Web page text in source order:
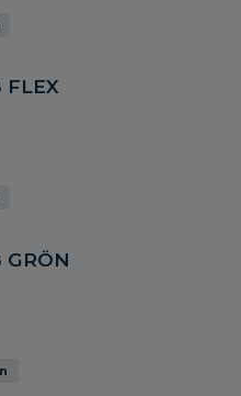
FLEX
GRÖN